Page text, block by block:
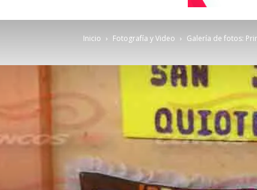
Inicio Fotografía y Video Galería de fotos: